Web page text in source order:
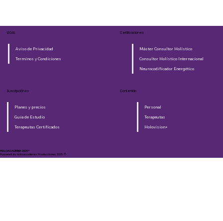
Aviso de Privacidad
Terminos y Condiciones
LEGAL
Máster Consultor Holístico
Consultor Holístico Internacional
Neurocodificador Energético
Certificaciones
Contenido
Personal
Terapeutas
Holovision+
Planes y precios
Guia de Estudio
Terapeutas Certificados
Suscripciónes
HOLOACADEMIA 2025®​
Powered By Holoacademia Producciones 2025 ©